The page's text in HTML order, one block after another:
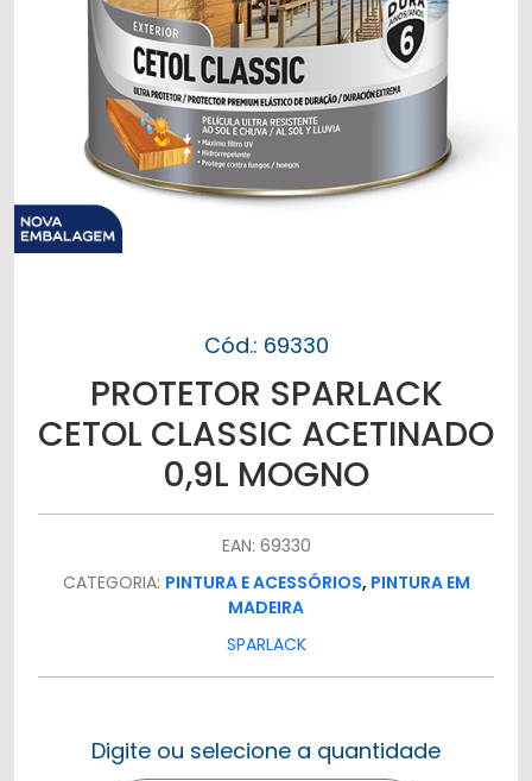
Cód.: 69330
PROTETOR SPARLACK
CETOL CLASSIC ACETINADO
0,9L MOGNO
EAN: 69330
CATEGORIA: PINTURA E ACESSÓRIOS, PINTURA EM
MADEIRA
SPARLACK
Digite ou selecione a quantidade